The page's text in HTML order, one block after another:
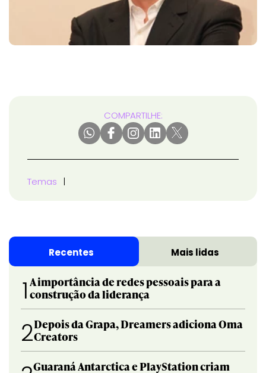
COMPARTILHE:
Temas
Recentes Mais lidas
1 A importância de redes pessoais para a
construção da liderança
2Depois da Grapa, Dreamers adiciona Oma
Creators
Guaraná Antarctica e PlayStation criam